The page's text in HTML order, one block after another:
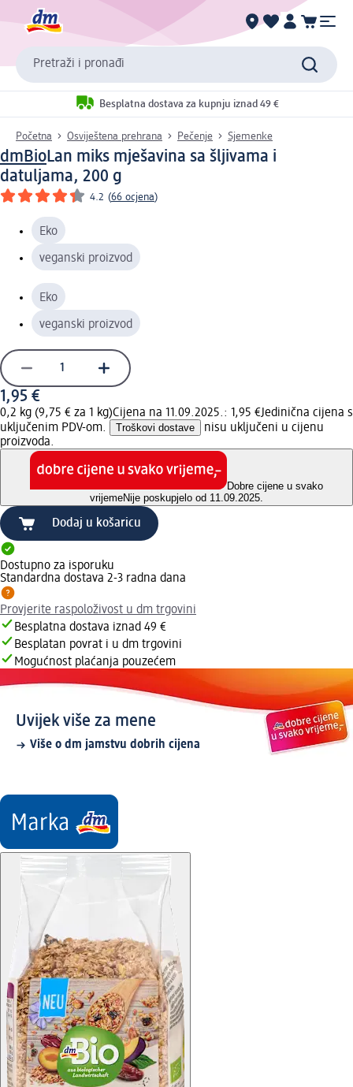
Pretraži i pronađi
Besplatna dostava za kupnju iznad 49 €
Početna Osviještena prehrana Pečenje Sjemenke
dmBioLan miks mješavina sa šljivama i
datuljama, 200 g
4.2 (66 ocjena)
Eko
veganski proizvod
Eko
veganski proizvod
1,95 €
0,2 kg (9,75 € za 1 kg)Cijena na 11.09.2025.: 1,95 €Jedinična cijena s
uključenim PDV-om.
Troškovi dostave
nisu uključeni u cijenu
proizvoda.
Dobre cijene u svako
vrijemeNije poskupjelo od 11.09.2025.
Dodaj u košaricu
Dostupno za isporuku
Standardna dostava 2-3 radna dana
Provjerite raspoloživost u dm trgovini
Besplatna dostava iznad 49 €
Besplatan povrat i u dm trgovini
Mogućnost plaćanja pouzećem
Uvijek više za mene
Više o dm jamstvu dobrih cijena